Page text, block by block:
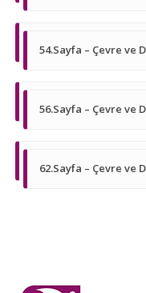
54.Sayfa – Çevre ve
56.Sayfa – Çevre ve
62.Sayfa – Çevre ve